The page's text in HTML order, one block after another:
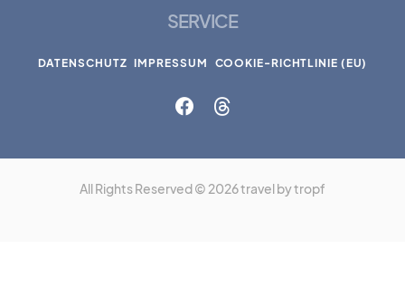
SERVICE
DATENSCHUTZ IMPRESSUM COOKIE-RICHTLINIE (EU)
All Rights Reserved © 2026 travel by tropf